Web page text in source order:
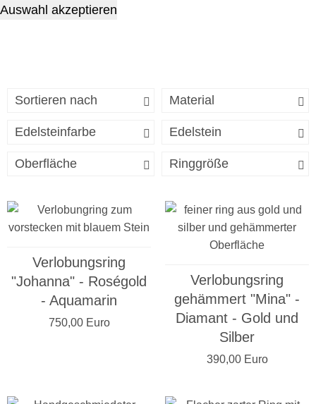
Auswahl akzeptieren
Sortieren nach Material
Edelsteinfarbe Edelstein
Oberfläche Ringgröße
Verlobungsring
"Johanna" - Roségold
- Aquamarin
750,00 Euro
Verlobungsring
gehämmert "Mina" -
Diamant - Gold und
Silber
390,00 Euro